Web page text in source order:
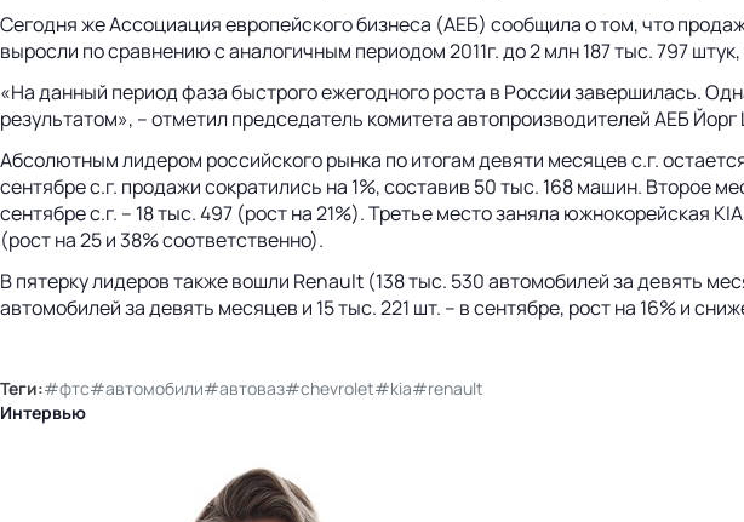
Сегодня же Ассоциация европейского бизнеса (АЕБ) сообщила о том, что
выросли по сравнению с аналогичным периодом 2011г. до 2 млн 187 тыс. 797
«На данный период фаза быстрого ежегодного роста в России завершилась.
результатом», – отметил председатель комитета автопроизводителей АЕБ
Абсолютным лидером российского рынка по итогам девяти месяцев с.г.
сентябре с.г. продажи сократились на 1%, составив 50 тыс. 168 машин. Второе
сентябре с.г. – 18 тыс. 497 (рост на 21%). Третье место заняла южнокорейская
(рост на 25 и 38% соответственно).
В пятерку лидеров также вошли Renault (138 тыс. 530 автомобилей за девять
автомобилей за девять месяцев и 15 тыс. 221 шт. – в сентябре, рост на 16% и
Теги:#фтс#автомобили#автоваз#chevrolet#kia#renault
Интервью